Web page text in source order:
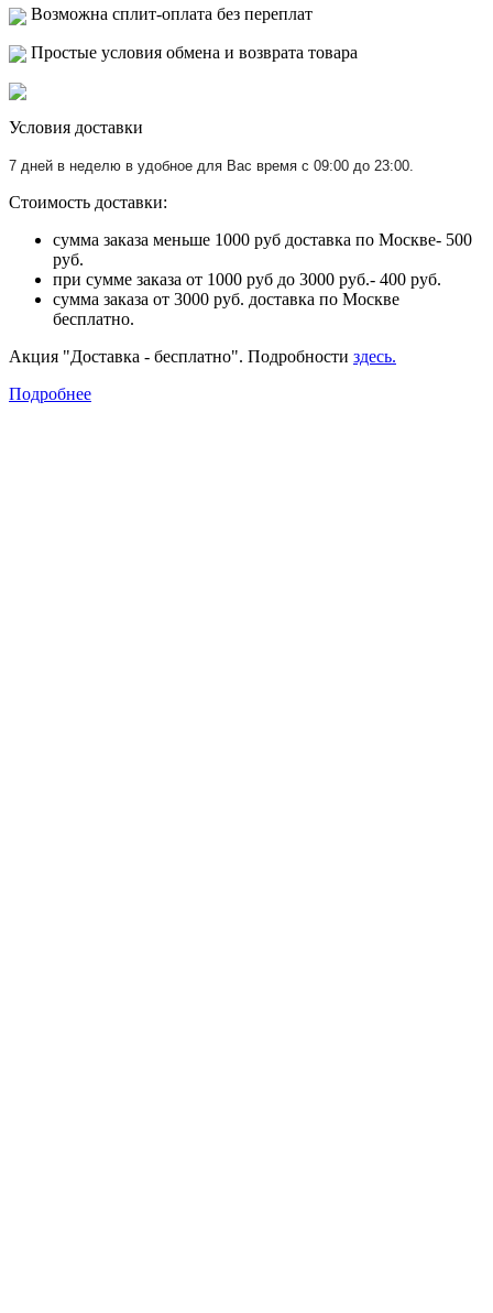
Возможна сплит-оплата без переплат
Простые условия обмена и возврата товара
Условия доставки
7 дней в неделю в удобное для Вас время с 09:00 до 23:00.
Стоимость доставки:
сумма заказа меньше 1000 руб доставка по Москве- 500
руб.
при сумме заказа от 1000 руб до 3000 руб.- 400 руб.
сумма заказа от 3000 руб. доставка по Москве
бесплатно.
Акция "Доставка - бесплатно". Подробности здесь.
Подробнее